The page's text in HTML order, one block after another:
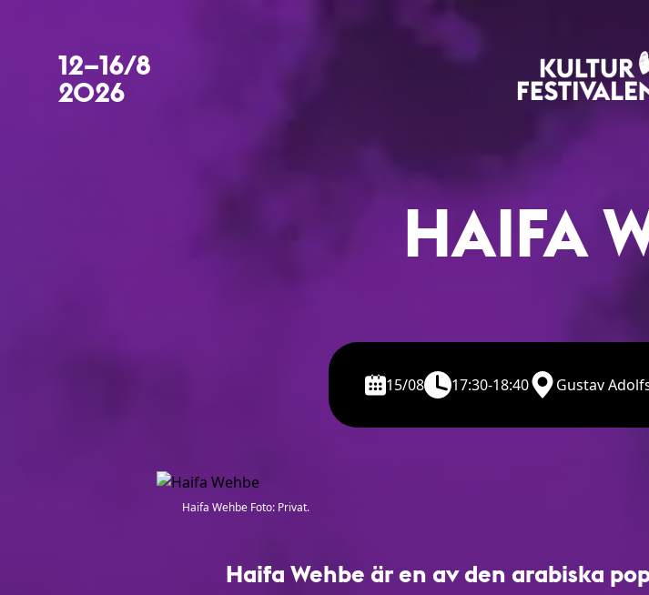
12–16/8
2026
HAIFA
15/08 17:30-18:40 Gustav
Haifa Wehbe Foto: Privat.
Haifa Wehbe är en av den arabiska